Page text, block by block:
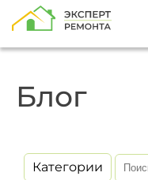
Блог
Категории